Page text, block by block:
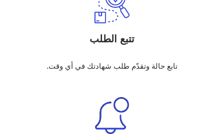
تتبع الطلب
تابع حالة وتقدّم طلب شهادتك في أي وقت.